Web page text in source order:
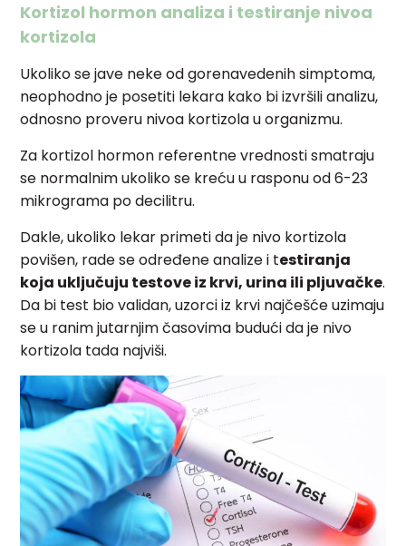
Kortizol hormon analiza i testiranje nivoa
kortizola
Ukoliko se jave neke od gorenavedenih simptoma,
neophodno je posetiti lekara kako bi izvršili analizu,
odnosno proveru nivoa kortizola u organizmu.
Za kortizol hormon referentne vrednosti smatraju
se normalnim ukoliko se kreću u rasponu od 6-23
mikrograma po decilitru.
Dakle, ukoliko lekar primeti da je nivo kortizola
povišen, rade se određene analize i testiranja
koja uključuju testove iz krvi, urina ili pljuvačke.
Da bi test bio validan, uzorci iz krvi najčešće uzimaju
se u ranim jutarnjim časovima budući da je nivo
kortizola tada najviši.